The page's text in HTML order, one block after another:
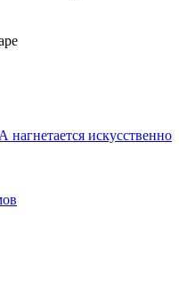
нагнетается искусственно